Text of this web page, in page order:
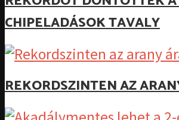
CHIPELADÁSOK TAVALY
REKORDSZINTEN AZ